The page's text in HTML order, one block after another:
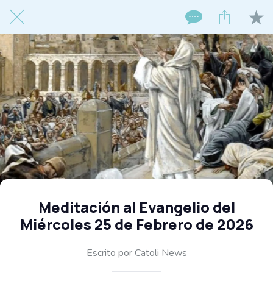
Meditación al Evangelio del
Miércoles 25 de Febrero de 2026
Escrito por Catoli News